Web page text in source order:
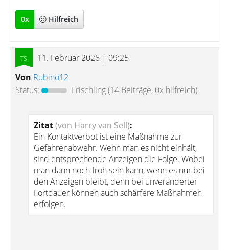
0x Hilfreich
11. Februar 2026 | 09:25
Von Rubino12
Status:
Frischling(14 Beiträge, 0x hilfreich)
Zitat(von Harry van Sell):
Ein Kontaktverbot ist eine Maßnahme zur
Gefahrenabwehr. Wenn man es nicht einhält,
sind entsprechende Anzeigen die Folge. Wobei
man dann noch froh sein kann, wenn es nur bei
den Anzeigen bleibt, denn bei unveränderter
Fortdauer können auch schärfere Maßnahmen
erfolgen.